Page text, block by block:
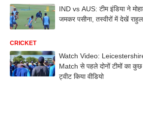
IND vs AUS: टीम इंडिया ने
जमकर पसीना, तस्वीरों में देखें
CRICKET
Watch Video:
Match से पहले दोनों टीमों का
ट्वीट किया वीडियो